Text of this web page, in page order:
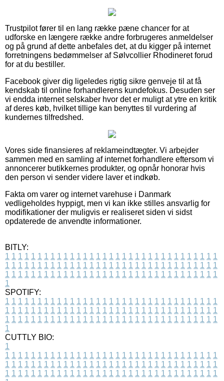
Trustpilot fører til en lang række pæne chancer for at
udforske en længere række andre forbrugeres anmeldelser
og på grund af dette anbefales det, at du kigger på internet
forretningens bedømmelser af Sølvcollier Rhodineret forud
for at du bestiller.
Facebook giver dig ligeledes rigtig sikre genveje til at få
kendskab til online forhandlerens kundefokus. Desuden ser
vi endda internet selskaber hvor det er muligt at ytre en kritik
af deres køb, hvilket tillige kan benyttes til vurdering af
kundernes tilfredshed.
Vores side finansieres af reklameindtægter. Vi arbejder
sammen med en samling af internet forhandlere eftersom vi
annoncerer butikkernes produkter, og opnår honorar hvis
den person vi sender videre laver et indkøb.
Fakta om varer og internet varehuse i Danmark
vedligeholdes hyppigt, men vi kan ikke stilles ansvarlig for
modifikationer der muligvis er realiseret siden vi sidst
opdaterede de anvendte informationer.
BITLY:
1 1 1 1 1 1 1 1 1 1 1 1 1 1 1 1 1 1 1 1 1 1 1 1 1 1 1 1 1 1 1 1 1
1 1 1 1 1 1 1 1 1 1 1 1 1 1 1 1 1 1 1 1 1 1 1 1 1 1 1 1 1 1 1 1 1
1 1 1 1 1 1 1 1 1 1 1 1 1 1 1 1 1 1 1 1 1 1 1 1 1 1 1 1 1 1 1 1 1
1
SPOTIFY:
1 1 1 1 1 1 1 1 1 1 1 1 1 1 1 1 1 1 1 1 1 1 1 1 1 1 1 1 1 1 1 1 1
1 1 1 1 1 1 1 1 1 1 1 1 1 1 1 1 1 1 1 1 1 1 1 1 1 1 1 1 1 1 1 1 1
1 1 1 1 1 1 1 1 1 1 1 1 1 1 1 1 1 1 1 1 1 1 1 1 1 1 1 1 1 1 1 1 1
1
CUTTLY BIO:
1
1 1 1 1 1 1 1 1 1 1 1 1 1 1 1 1 1 1 1 1 1 1 1 1 1 1 1 1 1 1 1 1 1
1 1 1 1 1 1 1 1 1 1 1 1 1 1 1 1 1 1 1 1 1 1 1 1 1 1 1 1 1 1 1 1 1
1 1 1 1 1 1 1 1 1 1 1 1 1 1 1 1 1 1 1 1 1 1 1 1 1 1 1 1 1 1 1 1 1